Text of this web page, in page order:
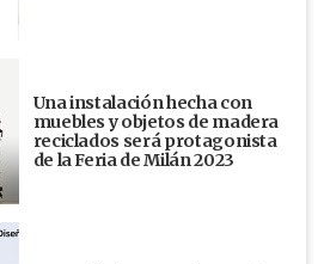
Una instalación hecha con
muebles y objetos de madera
reciclados será protagonista
de la Feria de Milán 2023